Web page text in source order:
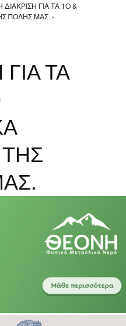
ΔΙΑΚΡΙΣΗ ΓΙΑ ΤΑ 1Ο &
ΠΟΛΗΣ ΜΑΣ. ›
ΓΙΑ ΤΑ